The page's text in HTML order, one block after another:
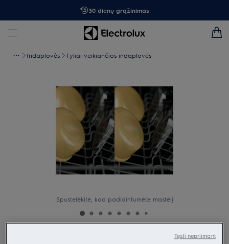
30 dienų grąžinimas
Indaplovės Tyliai veikiančios indaplovės
Spustelėkite, kad padidintumėte mastelį
Tęsti nepriimant